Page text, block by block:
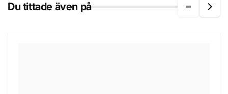
Du tittade även på